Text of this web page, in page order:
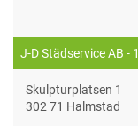
J-D Städservice AB -
Skulpturplatsen 1
302 71 Halmstad